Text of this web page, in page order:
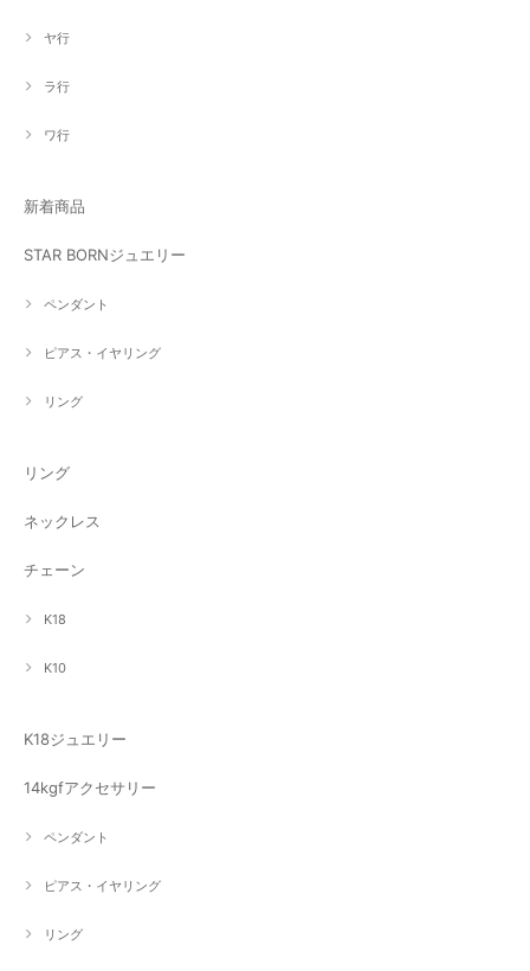
ヤ行
ラ行
ワ行
新着商品
STAR BORNジュエリー
ペンダント
ピアス・イヤリング
リング
リング
ネックレス
チェーン
K18
K10
K18ジュエリー
14kgfアクセサリー
ペンダント
ピアス・イヤリング
リング